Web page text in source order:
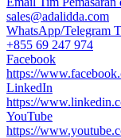
sales@adalidda.com
WhatsApp/Telegram
+855 69 247 974
Facebook
https://
LinkedIn
https://
YouTube
https://